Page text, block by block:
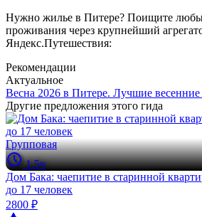
Нужно жилье в Питере? Поищите
проживания через крупнейший
Яндекс.Путешествия:
Рекомендации
Актуальное
Весна 2026 в Питере. Лучшие весенние
Другие предложения этого гида
Групповая
1.5ч
Дом Бака: чаепитие в старинной
до 17 человек
2800 ₽